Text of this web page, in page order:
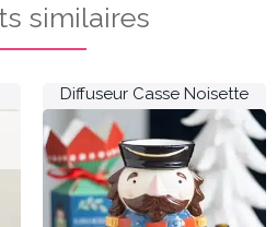
similaires
Diffuseur Casse Noisette